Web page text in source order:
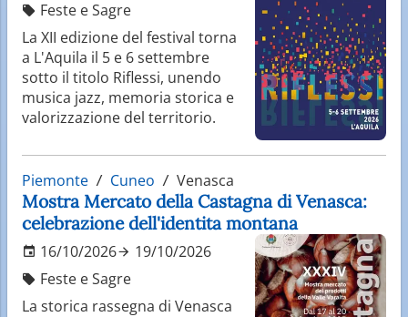
Feste e Sagre
La XII edizione del festival torna
a L'Aquila il 5 e 6 settembre
sotto il titolo Riflessi, unendo
musica jazz, memoria storica e
valorizzazione del territorio.
Piemonte Cuneo Venasca
Mostra Mercato della Castagna di Venasca:
celebrazione dell'identita montana
16/10/2026
19/10/2026
Feste e Sagre
La storica rassegna di Venasca